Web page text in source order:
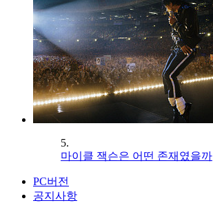
5.
마이클 잭슨은 어떤 존재였을까
PC버전
공지사항